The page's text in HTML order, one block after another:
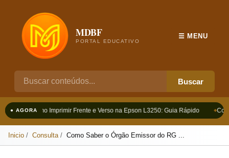
MDBF
PORTAL EDUCATIVO
Buscar
☰ MENU
● AGORAComo Imprimir Frente e Verso na Epson L3250: Guia Rápido
Inicio Consulta Como Saber o Órgão Emissor do RG ...